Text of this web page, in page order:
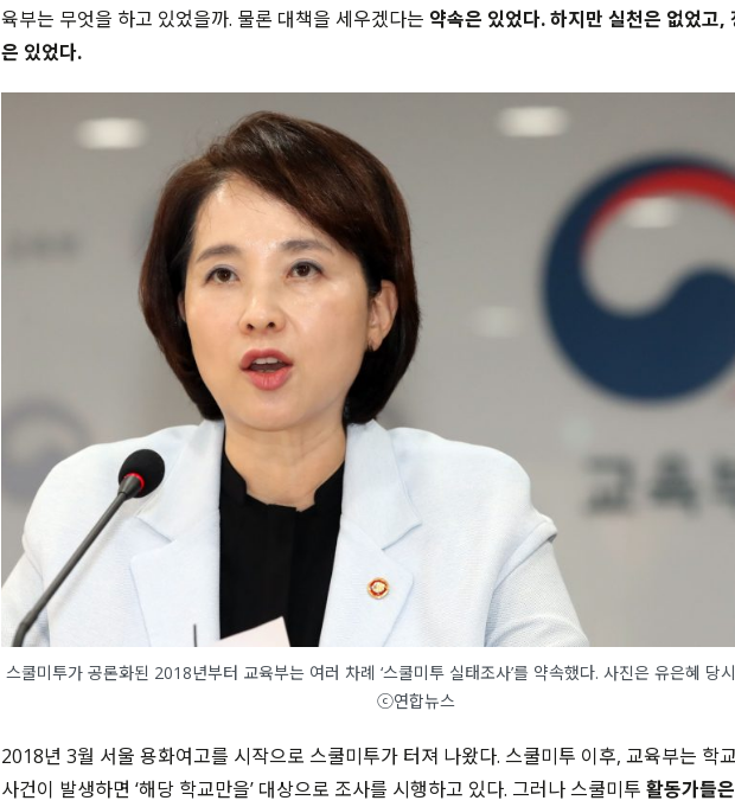
육부는 무엇을 하고 있었을까. 물론 대책을 세우겠다는 약속은 있었다. 하지만 실천은 없었고,
은 있었다.
스쿨미투가 공론화된 2018년부터 교육부는 여러 차례 ‘스쿨미투 실태조사’를 약속했다. 사진은 유은혜 당
ⓒ연합뉴스
2018년 3월 서울 용화여고를 시작으로 스쿨미투가 터져 나왔다. 스쿨미투 이후, 교육부는 학
사건이 발생하면 ‘해당 학교만을’ 대상으로 조사를 시행하고 있다. 그러나 스쿨미투 활동가들